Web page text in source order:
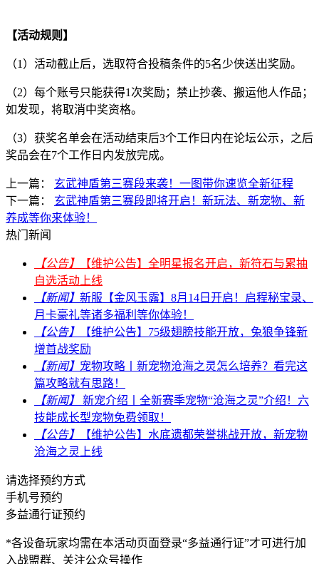
【活动规则】
（1）活动截止后，选取符合投稿条件的5名少侠送出奖励。
（2）每个账号只能获得1次奖励；禁止抄袭、搬运他人作品；
如发现，将取消中奖资格。
（3）获奖名单会在活动结束后3个工作日内在论坛公示，之后
奖品会在7个工作日内发放完成。
上一篇：
玄武神盾第三赛段来袭！一图带你速览全新征程
下一篇：
玄武神盾第三赛段即将开启！新玩法、新宠物、新
养成等你来体验！
热门新闻
【公告】
【维护公告】全明星报名开启，新符石与累抽
自选活动上线
【新闻】 新服【金风玉露】8月14日开启！启程秘宝录、
月卡豪礼等诸多福利等你体验！
【公告】
【维护公告】75级翅膀技能开放，兔狼争锋新
增首战奖励
【新闻】 宠物攻略丨新宠物沧海之灵怎么培养？看完这
篇攻略就有思路！
【新闻】
新宠介绍丨全新赛季宠物“沧海之灵”介绍！六
技能成长型宠物免费领取！
【公告】
【维护公告】水底遗都荣誉挑战开放，新宠物
沧海之灵上线
请选择预约方式
手机号预约
多益通行证预约
*各设备玩家均需在本活动页面登录“多益通行证”才可进行加
入战盟群、关注公众号操作